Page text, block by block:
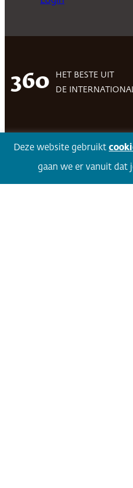
360
HET BESTE UIT
DE
Deze website gebruikt
gaan we er vanuit dat